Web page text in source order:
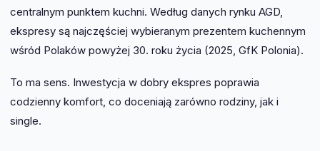
centralnym punktem kuchni. Według danych rynku AGD,
ekspresy są najczęściej wybieranym prezentem kuchennym
wśród Polaków powyżej 30. roku życia (2025, GfK Polonia).
To ma sens. Inwestycja w dobry ekspres poprawia
codzienny komfort, co doceniają zarówno rodziny, jak i
single.